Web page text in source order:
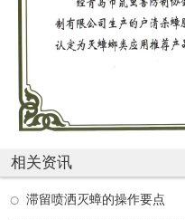
相关资讯
滞留喷洒灭蟑的操作要点